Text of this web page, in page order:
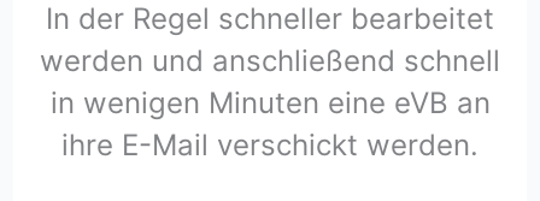
In der Regel schneller bearbeitet
werden und anschließend schnell
in wenigen Minuten eine eVB an
ihre E-Mail verschickt werden.